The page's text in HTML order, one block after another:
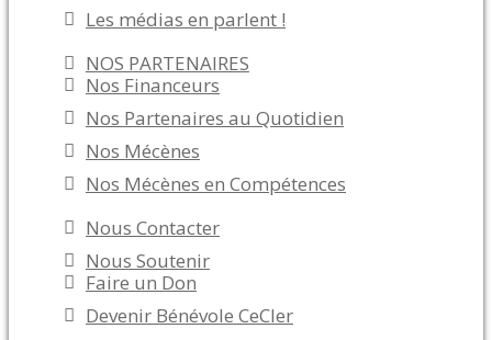
Les médias en parlent !
NOS PARTENAIRES
Nos Financeurs
Nos Partenaires au Quotidien
Nos Mécènes
Nos Mécènes en Compétences
Nous Contacter
Nous Soutenir
Faire un Don
Devenir Bénévole CeCler